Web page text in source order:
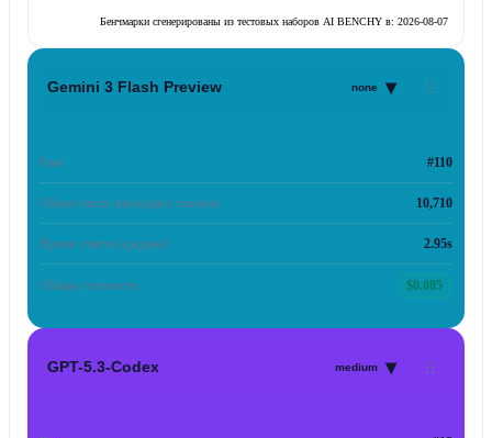
Бенчмарки сгенерированы из тестовых наборов AI BENCHY в: 2026-08-07
Gemini 3 Flash Preview none ▾
Ранг #110
Общее число выходных токенов 10,710
Время ответа (среднее) 2.95s
Общая стоимость $0.085
GPT-5.3-Codex medium ▾